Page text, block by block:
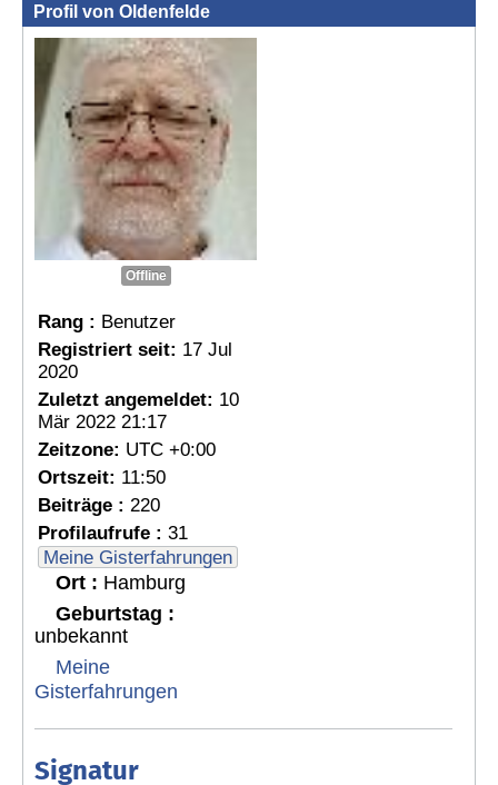
Profil von Oldenfelde
Offline
Rang : Benutzer
Registriert seit: 17 Jul
2020
Zuletzt angemeldet: 10
Mär 2022 21:17
Zeitzone: UTC +0:00
Ortszeit: 11:50
Beiträge : 220
Profilaufrufe : 31
Meine Gisterfahrungen
Ort : Hamburg
Geburtstag :
unbekannt
Meine
Gisterfahrungen
Signatur